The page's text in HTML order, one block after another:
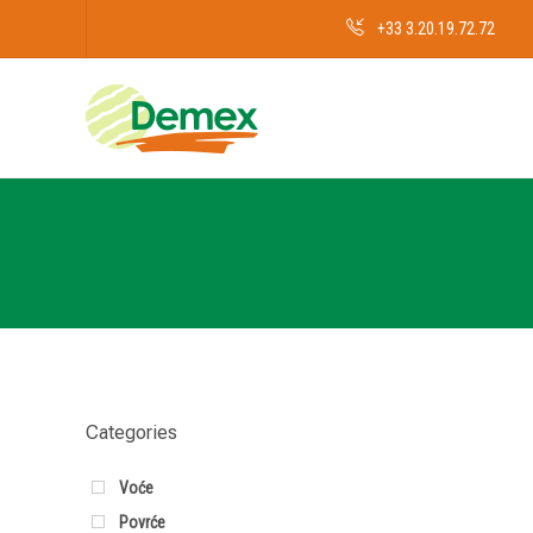
+33 3.20.19.72.72
Categories
Voće
Povrće